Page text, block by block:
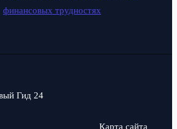
финансовых трудностях
Гид 24
Карта сайта